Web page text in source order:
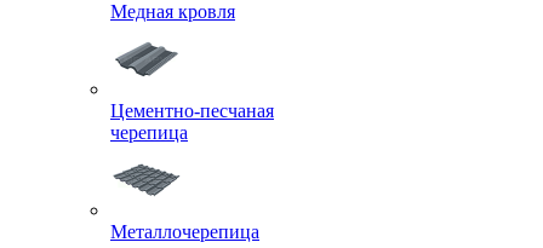
Медная кровля
Цементно-песчаная
черепица
Металлочерепица